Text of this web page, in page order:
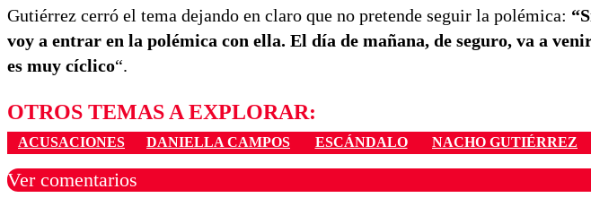
Gutiérrez cerró el tema dejando en claro que no pretende seguir la polémica: “S
voy a entrar en la polémica con ella. El día de mañana, de seguro, va a
es muy cíclico“.
OTROS TEMAS A EXPLORAR:
ACUSACIONES DANIELLA CAMPOS ESCÁNDALO NACHO GUTIÉRREZ
Ver comentarios